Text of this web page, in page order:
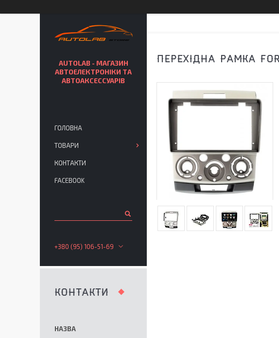
ПЕРЕХІДНА РАМКА
AUTOLAB - МАГАЗИН
АВТОЕЛЕКТРОНІКИ ТА
АВТОАКСЕССУАРІВ
ГОЛОВНА
ТОВАРИ
КОНТАКТИ
FACEBOOK
+380 (95) 106-51-69
КОНТАКТИ